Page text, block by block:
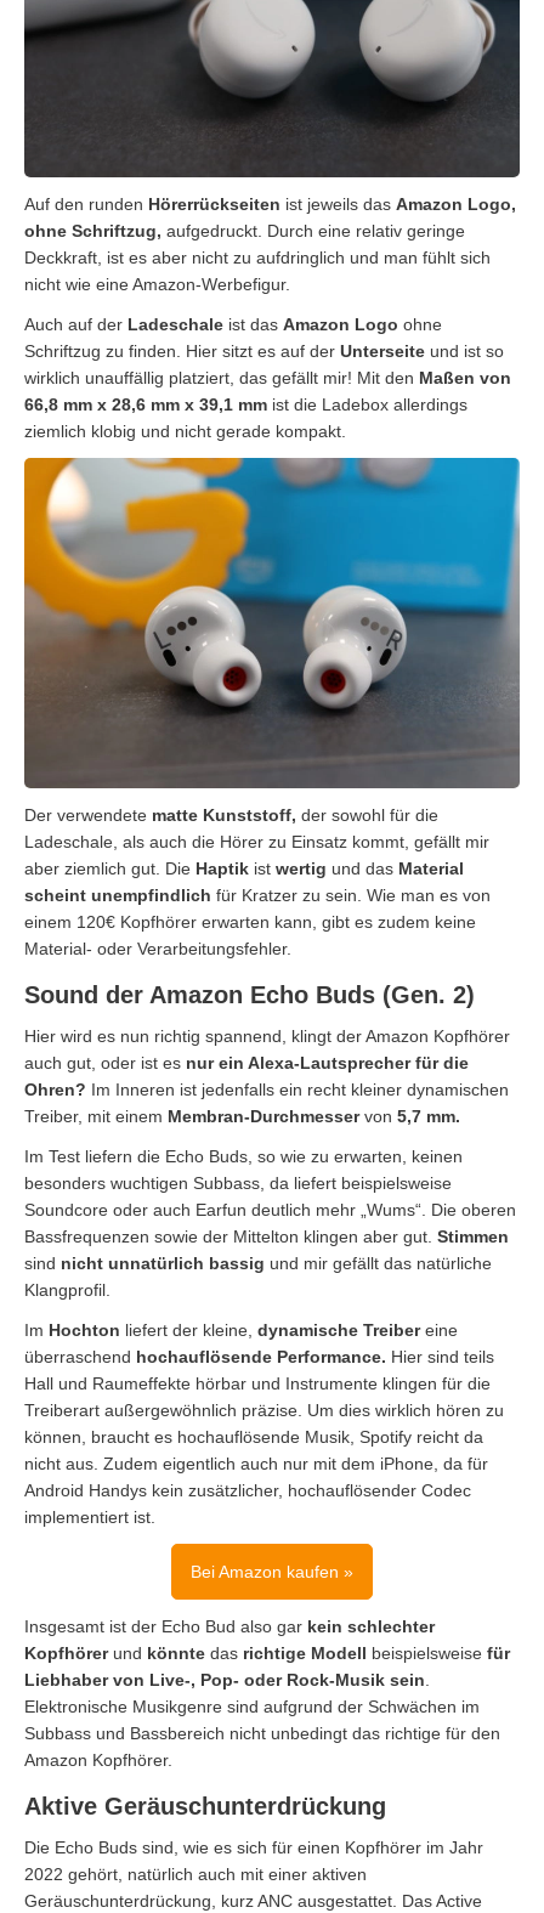
Auf den runden Hörerrückseiten ist jeweils das Amazon Logo,
ohne Schriftzug, aufgedruckt. Durch eine relativ geringe
Deckkraft, ist es aber nicht zu aufdringlich und man fühlt sich
nicht wie eine Amazon-Werbefigur.
Auch auf der Ladeschale ist das Amazon Logo ohne
Schriftzug zu finden. Hier sitzt es auf der Unterseite und ist so
wirklich unauffällig platziert, das gefällt mir! Mit den Maßen von
66,8 mm x 28,6 mm x 39,1 mm ist die Ladebox allerdings
ziemlich klobig und nicht gerade kompakt.
Der verwendete matte Kunststoff, der sowohl für die
Ladeschale, als auch die Hörer zu Einsatz kommt, gefällt mir
aber ziemlich gut. Die Haptik ist wertig und das Material
scheint unempfindlich für Kratzer zu sein. Wie man es von
einem 120€ Kopfhörer erwarten kann, gibt es zudem keine
Material- oder Verarbeitungsfehler.
Sound der Amazon Echo Buds (Gen. 2)
Hier wird es nun richtig spannend, klingt der Amazon Kopfhörer
auch gut, oder ist es nur ein Alexa-Lautsprecher für die
Ohren? Im Inneren ist jedenfalls ein recht kleiner dynamischen
Treiber, mit einem Membran-Durchmesservon 5,7 mm.
Im Test liefern die Echo Buds, so wie zu erwarten, keinen
besonders wuchtigen Subbass, da liefert beispielsweise
Soundcore oder auch Earfun deutlich mehr „Wums“. Die oberen
Bassfrequenzen sowie der Mittelton klingen aber gut. Stimmen
sind nicht unnatürlich bassig und mir gefällt das natürliche
Klangprofil.
Im Hochton liefert der kleine, dynamische Treibereine
überraschend hochauflösende Performance. Hier sind teils
Hall und Raumeffekte hörbar und Instrumente klingen für die
Treiberart außergewöhnlich präzise. Um dies wirklich hören zu
können, braucht es hochauflösende Musik, Spotify reicht da
nicht aus. Zudem eigentlich auch nur mit dem iPhone, da für
Android Handys kein zusätzlicher, hochauflösender Codec
implementiert ist.
Bei Amazon kaufen »
Insgesamt ist der Echo Bud also gar kein schlechter
Kopfhörerund könnte das richtige Modell beispielsweise für
Liebhaber von Live-, Pop- oder Rock-Musik sein
Elektronische Musikgenre sind aufgrund der Schwächen im
Subbass und Bassbereich nicht unbedingt das richtige für den
Amazon Kopfhörer.
Aktive Geräuschunterdrückung
Die Echo Buds sind, wie es sich für einen Kopfhörer im Jahr
2022 gehört, natürlich auch mit einer aktiven
Geräuschunterdrückung, kurz ANC ausgestattet. Das Active